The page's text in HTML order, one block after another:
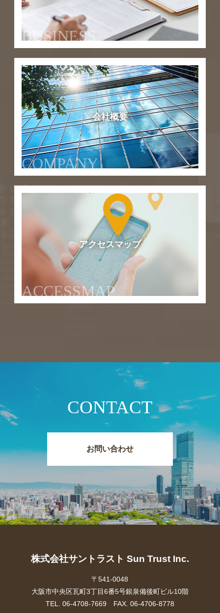
BUSINESS
会社概要
COMPANY
アクセスマップ
ACCESSMAP
CONTACT
お問い合わせ
株式会社サントラスト Sun Trust Inc.
〒541-0048
大阪市中央区瓦町3丁目6番5号銀泉備後町ビル10階
TEL. 06-4708-7669 FAX. 06-4706-8778